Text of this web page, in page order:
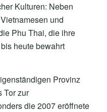
Kulturen: Neben
und
Phu Thai, die ihre
heute bewahrt
Provinz
Tor zur
die 2007 eröffnete